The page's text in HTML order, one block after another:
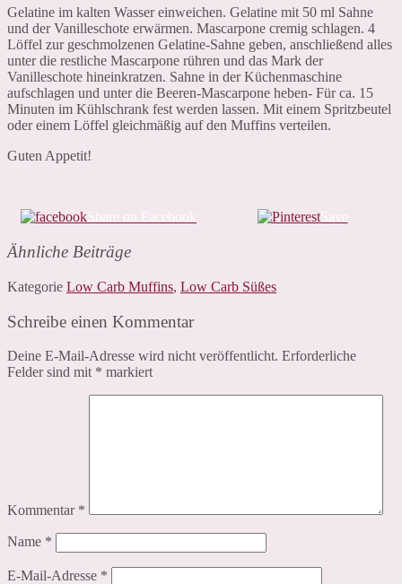
Gelatine im kalten Wasser einweichen. Gelatine mit 50 ml Sahne
und der Vanilleschote erwärmen. Mascarpone cremig schlagen. 4
Löffel zur geschmolzenen Gelatine-Sahne geben, anschließend alles
unter die restliche Mascarpone rühren und das Mark der
Vanilleschote hineinkratzen. Sahne in der Küchenmaschine
aufschlagen und unter die Beeren-Mascarpone heben- Für ca. 15
Minuten im Kühlschrank fest werden lassen. Mit einem Spritzbeutel
oder einem Löffel gleichmäßig auf den Muffins verteilen.
Guten Appetit!
Save
Ähnliche Beiträge
Kategorie Low Carb Muffins, Low Carb Süßes
Schreibe einen Kommentar
Deine E-Mail-Adresse wird nicht veröffentlicht. Erforderliche
Felder sind mit * markiert
Kommentar *
Name *
E-Mail-Adresse *